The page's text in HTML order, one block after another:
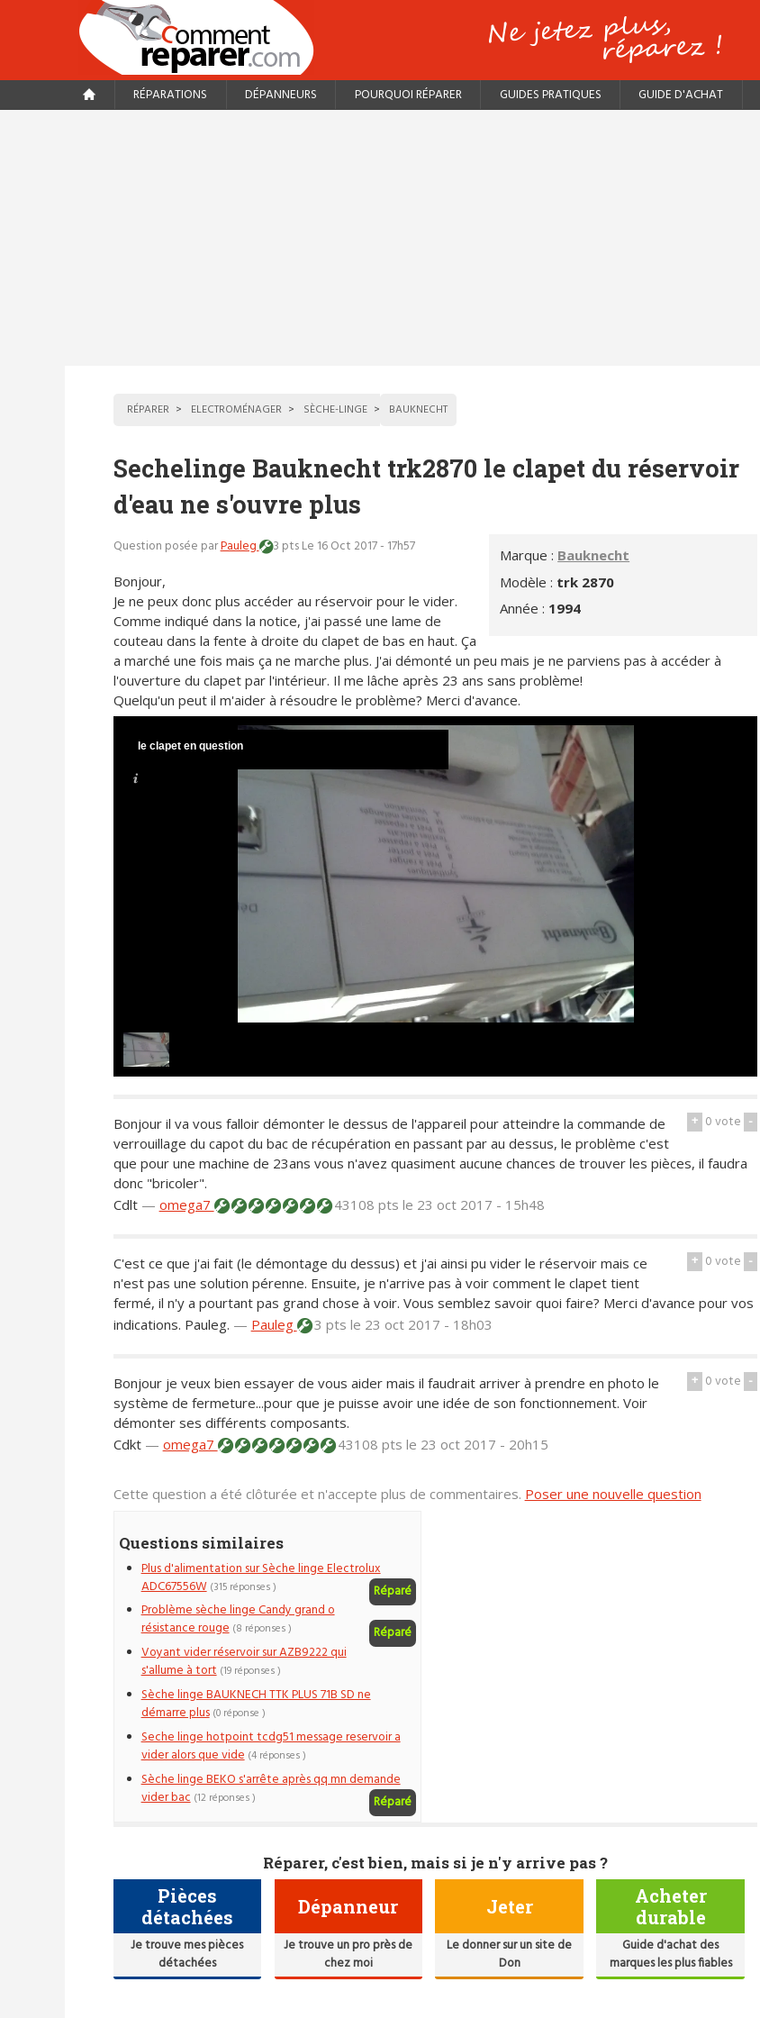
RÉPARATIONS DÉPANNEURS POURQUOI RÉPARER GUIDES PRATIQUES GUIDE D'ACHAT
RÉPARER ELECTROMÉNAGER SÈCHE-LINGE BAUKNECHT
Sechelinge Bauknecht trk2870 le clapet du réservoir
d'eau ne s'ouvre plus
Marque : Bauknecht
Modèle : trk 2870
Année : 1994
Question posée parPauleg 3 ptsLe 16 Oct 2017 - 17h57
Bonjour,
Je ne peux donc plus accéder au réservoir pour le vider.
Comme indiqué dans la notice, j'ai passé une lame de
couteau dans la fente à droite du clapet de bas en haut. Ça
a marché une fois mais ça ne marche plus. J'ai démonté un peu mais je ne parviens pas à accéder à
l'ouverture du clapet par l'intérieur. Il me lâche après 23 ans sans problème!
Quelqu'un peut il m'aider à résoudre le problème? Merci d'avance.
le clapet en question
+ 0vote -
Bonjour il va vous falloir démonter le dessus de l'appareil pour atteindre la commande de
verrouillage du capot du bac de récupération en passant par au dessus, le problème c'est
que pour une machine de 23ans vous n'avez quasiment aucune chances de trouver les pièces, il faudra
donc "bricoler".
Cdlt — omega7 43108 pts le 23 oct 2017 - 15h48
+ 0vote -
C'est ce que j'ai fait (le démontage du dessus) et j'ai ainsi pu vider le réservoir mais ce
n'est pas une solution pérenne. Ensuite, je n'arrive pas à voir comment le clapet tient
fermé, il n'y a pourtant pas grand chose à voir. Vous semblez savoir quoi faire? Merci d'avance pour vos
indications. Pauleg. — Pauleg 3 pts le 23 oct 2017 - 18h03
+ 0vote -
Bonjour je veux bien essayer de vous aider mais il faudrait arriver à prendre en photo le
système de fermeture...pour que je puisse avoir une idée de son fonctionnement. Voir
démonter ses différents composants.
Cdkt — omega7 43108 pts le 23 oct 2017 - 20h15
Cette question a été clôturée et n'accepte plus de commentaires. Poser une nouvelle question
Questions similaires
Plus d'alimentation sur Sèche linge Electrolux
ADC67556W
Réparé
(315 réponses )
Problème sèche linge Candy grand o
résistance rouge
Réparé
(8 réponses )
Voyant vider réservoir sur AZB9222 qui
s'allume à tort (19 réponses )
Sèche linge BAUKNECH TTK PLUS 71B SD ne
démarre plus (0 réponse )
Seche linge hotpoint tcdg51 message reservoir a
vider alors que vide (4 réponses )
Sèche linge BEKO s'arrête après qq mn demande
vider bac
Réparé
(12 réponses )
Réparer, c'est bien, mais si je n'y arrive pas ?
Pièces
détachées
Je trouve mes pièces
détachées
Dépanneur
Je trouve un pro près de
chez moi
Jeter
Le donner sur un site de
Don
Acheter
durable
Guide d'achat des
marques les plus fiables